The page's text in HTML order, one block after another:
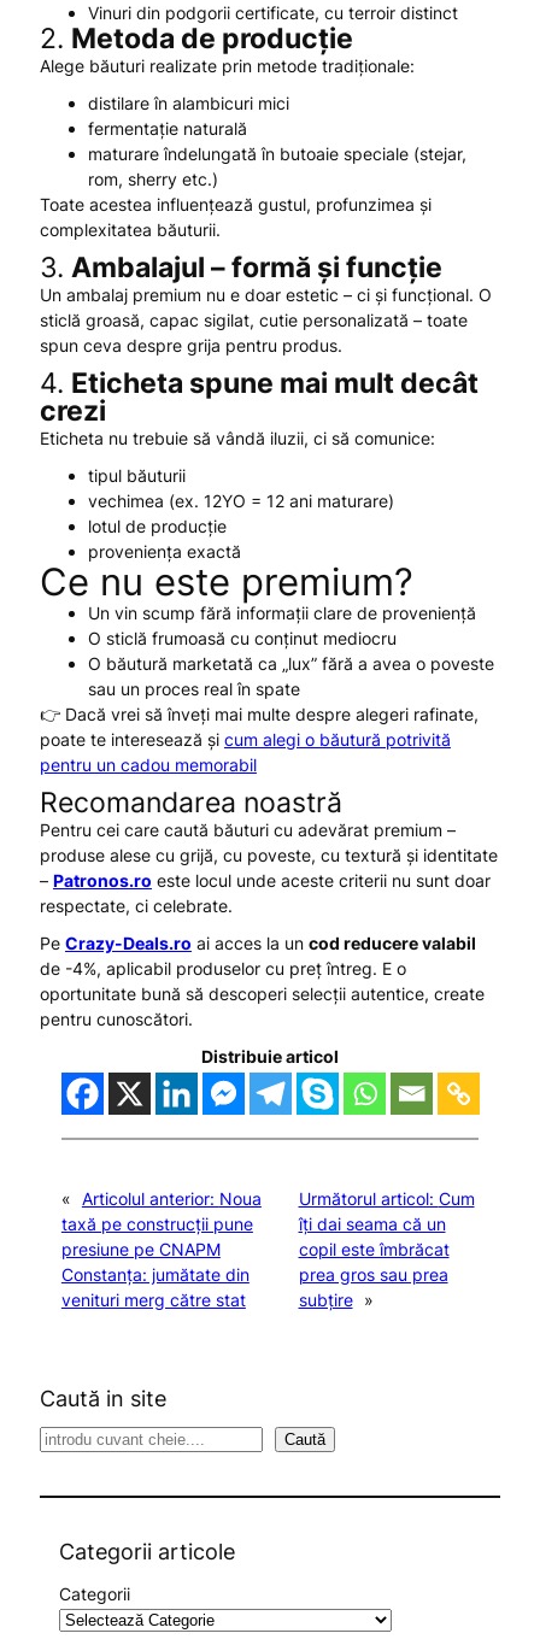
Vinuri din podgorii certificate, cu terroir distinct
2. Metoda de producție
Alege băuturi realizate prin metode tradiționale:
distilare în alambicuri mici
fermentație naturală
maturare îndelungată în butoaie speciale (stejar,
rom, sherry etc.)
Toate acestea influențează gustul, profunzimea și
complexitatea băuturii.
3. Ambalajul – formă și funcție
Un ambalaj premium nu e doar estetic – ci și funcțional. O
sticlă groasă, capac sigilat, cutie personalizată – toate
spun ceva despre grija pentru produs.
4. Eticheta spune mai mult decât
crezi
Eticheta nu trebuie să vândă iluzii, ci să comunice:
tipul băuturii
vechimea (ex. 12YO = 12 ani maturare)
lotul de producție
proveniența exactă
Ce nu este premium?
Un vin scump fără informații clare de proveniență
O sticlă frumoasă cu conținut mediocru
O băutură marketată ca „lux” fără a avea o poveste
sau un proces real în spate
👉 Dacă vrei să înveți mai multe despre alegeri rafinate,
poate te interesează și cum alegi o băutură potrivită
pentru un cadou memorabil
Recomandarea noastră
Pentru cei care caută băuturi cu adevărat premium –
produse alese cu grijă, cu poveste, cu textură și identitate
– Patronos.ro este locul unde aceste criterii nu sunt doar
respectate, ci celebrate.
Pe Crazy-Deals.ro ai acces la un cod reducere valabil
de -4%, aplicabil produselor cu preț întreg. E o
oportunitate bună să descoperi selecții autentice, create
pentru cunoscători.
Distribuie articol
« Articolul anterior: Noua
taxă pe construcții pune
presiune pe CNAPM
Constanța: jumătate din
venituri merg către stat
Următorul articol: Cum
îți dai seama că un
copil este îmbrăcat
prea gros sau prea
subțire
»
Caută in site
S
Caută
Categorii articole
Categorii